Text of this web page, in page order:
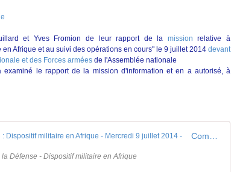
et Yves Fromion de leur rapport de la mission relative à
Afrique et au suivi des opérations en cours" le 9 juillet 2014 devant
et des Forces armées de l'Assemblée nationale
examiné le rapport de la mission d'information et en a autorisé, à
Défense - Dispositif militaire en Afrique